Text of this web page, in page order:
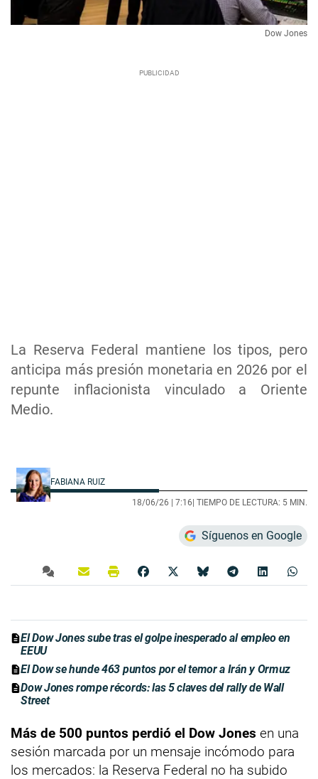
La Reserva Federal mantiene los tipos, pero
anticipa más presión monetaria en 2026 por el
repunte inflacionista vinculado a Oriente
Medio.
Dow Jones
FABIANA RUIZ
18/06/26 | 7:16| TIEMPO DE LECTURA: 5 MIN.
Síguenos en Google
El Dow Jones sube tras el golpe inesperado al empleo en
EEUU
El Dow se hunde 463 puntos por el temor a Irán y Ormuz
Dow Jones rompe récords: las 5 claves del rally de Wall
Street
Más de 500 puntos perdió el Dow Jones en una
sesión marcada por un mensaje incómodo para
los mercados: la Reserva Federal no ha subido